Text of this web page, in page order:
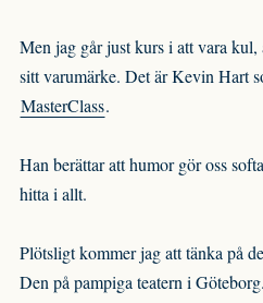
Men jag går just kurs i att vara
sitt varumärke. Det är Kevin Hart
MasterClass.
Han berättar att humor gör oss
hitta i allt.
Plötsligt kommer jag att tänka på
Den på pampiga teatern i Göteborg.